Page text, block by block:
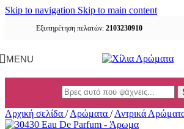
Skip to navigation Skip to main content
Εξυπηρέτηση πελατών: 2103230910
MENU
Αρχική σελίδα / Αρώματα / Αντρικά